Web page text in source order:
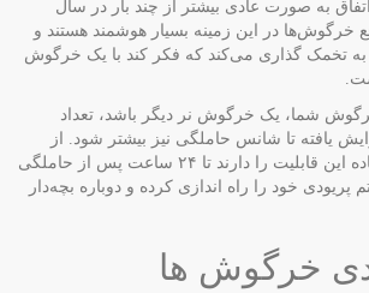
به صورت عادی بیشتر از چند بار در سال
خرگوش‌ها در این زمینه بسیار هوشمند هستند و
به تخمک گذاری می‌کند که فکر کند با یک خرگوش
شما، یک خرگوش نر دیگر باشد، تعداد
یافته تا شانس حاملگی نیز بیشتر شود. از
طرفی خرگوش‌های ماده این قابلیت را دارند تا ۲۴ ساعت پس از حاملگی
پریودی خود را راه اندازی کرده و دوباره بچه‌دار
خرگوش ها